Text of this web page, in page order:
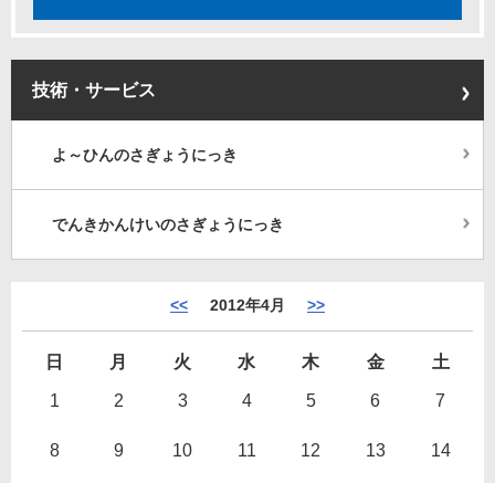
技術・サービス
よ～ひんのさぎょうにっき
でんきかんけいのさぎょうにっき
<< 2012年4月 >>
日 月 火 水 木 金
土
1
2 3 4 5 6 7
8 9 10 11 12 13 14